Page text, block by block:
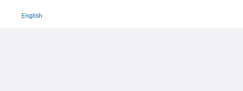
English